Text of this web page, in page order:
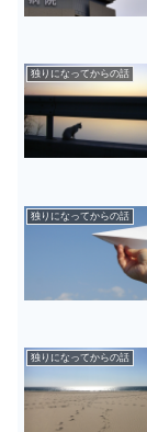
独りになってからの話
独りになってからの話
独りになってからの話